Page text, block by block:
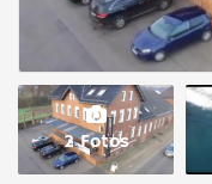
2 Fotos